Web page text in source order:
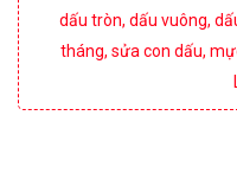
dấu tròn, dấu vuông,
tháng, sửa con dấu,